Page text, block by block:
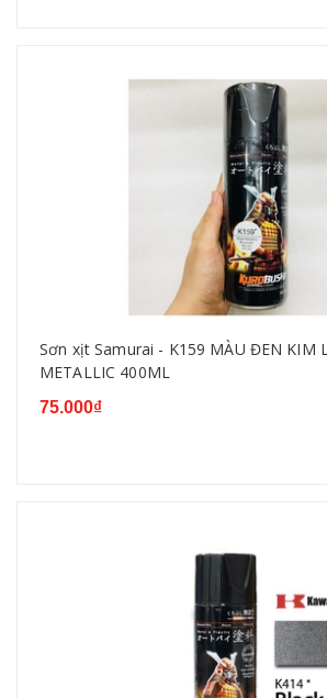
Sơn xịt Samurai - K159 MÀU ĐEN KIM
METALLIC 400ML
75.000₫